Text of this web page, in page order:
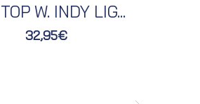
W. INDY LIG...
32,95€